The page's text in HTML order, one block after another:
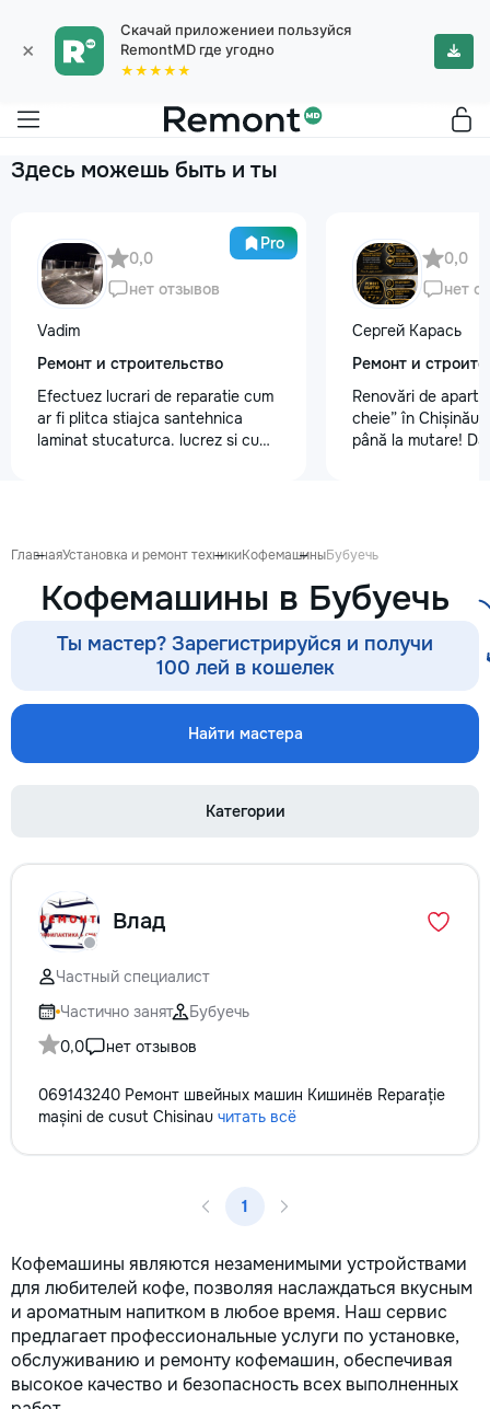
×
Скачай приложениеи пользуйся
RemontMD где угодно
★★★★★
Здесь можешь быть и ты
Pro
0,0
нет отзывов
Vadim
Ремонт и строительство
Efectuez lucrari de reparatie cum
ar fi plitca stiajca santehnica
laminat stucaturca. lucrez si cu
0,0
нет
Сергей Карась
Ремонт и
Renovări de
cheie” în Chișinău
până la mutare!
confortabilă și
Garanție 1–2 ani
contract, fixăm
termenele
garanție reală
reducere Oferim
materialele de
finisaj prin
foto și video
lucrărilor.
fotografiem și
apartamentul
fără deșeuri de
lei/m² Laminat –
lei/m² Materiale
brute – de la 1
de apartament Uși
la 2 500–7 000+
extensibil – de la
ГлавнаяУстановка и ремонт техникиКофемашиныБубуечь
Кофемашины в Бубуечь
Ты мастер? Зарегистрируйся и получи
100 лей в кошелек
Найти мастера
Категории
Влад
Частный специалист
Частично занят
Бубуечь
0,0
нет отзывов
069143240 Ремонт швейных машин Кишинёв Reparație
mașini de cusut Chisinau читать всё
1
Кофемашины являются незаменимыми устройствами
для любителей кофе, позволяя наслаждаться вкусным
и ароматным напитком в любое время. Наш сервис
предлагает профессиональные услуги по установке,
обслуживанию и ремонту кофемашин, обеспечивая
высокое качество и безопасность всех выполненных